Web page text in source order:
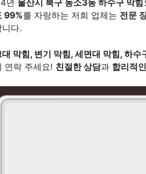
년 울산시 북구 농소3동 하수구 막힘
99%를 자랑하는 저희 업체는 전문
니다.
대 막힘, 변기 막힘, 세면대 막힘, 하수
연락 주세요! 친절한 상담과 합리적